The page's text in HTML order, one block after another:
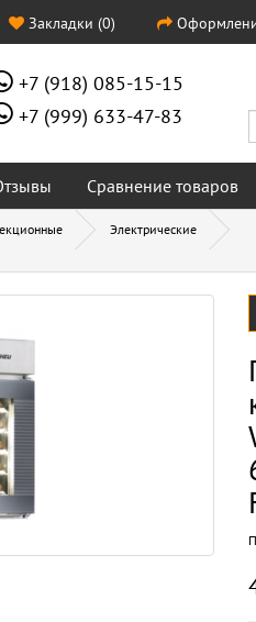
Закладки (0)
+7 (918) 085-15-15
+7 (999) 633-47-83
Сравнение товаров
Электрические